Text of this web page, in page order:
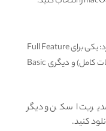
معمولاً دو گزینه درایور اصلی وجود دارد: یکی برای Full Feature
Software and Driver (درایور با امکانات کامل) و دیگری Basic
اسکن و دیگر